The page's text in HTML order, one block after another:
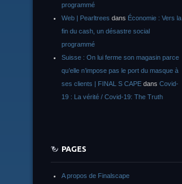
programmé
Web | Pearltrees dans Économie : Vers la
fin du cash, un désastre social
programmé
Suisse : On lui ferme son magasin parce
qu’elle n’impose pas le port du masque à
ses clients | FINAL S CAPE dans Covid-
19 : La vérité / Covid-19: The Truth
PAGES
A propos de Finalscape